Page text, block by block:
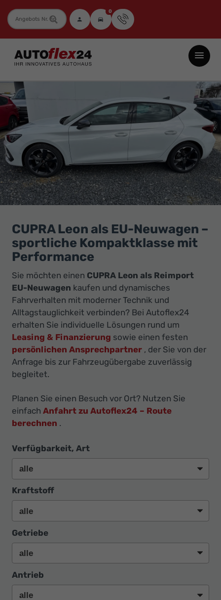
Fahrzeugnummer 0
Autoflex24
GmbH
-
EU-
Neuwagen
Jahreswagen
und
Gebrauchtwagen
zu
Top-
Preisen
Ihr
Innovatives
Autohaus
CUPRA Leon als EU-Neuwagen –
sportliche Kompaktklasse mit
Performance
Sie möchten einen CUPRA Leon als Reimport
EU-Neuwagen kaufen und dynamisches
Fahrverhalten mit moderner Technik und
Alltagstauglichkeit verbinden? Bei Autoflex24
erhalten Sie individuelle Lösungen rund um
Leasing & Finanzierung sowie einen festen
persönlichen Ansprechpartner , der Sie von der
Anfrage bis zur Fahrzeugübergabe zuverlässig
begleitet.
Planen Sie einen Besuch vor Ort? Nutzen Sie
einfach Anfahrt zu Autoflex24 – Route
berechnen .
Verfügbarkeit, Art
Kraftstoff
Getriebe
Antrieb